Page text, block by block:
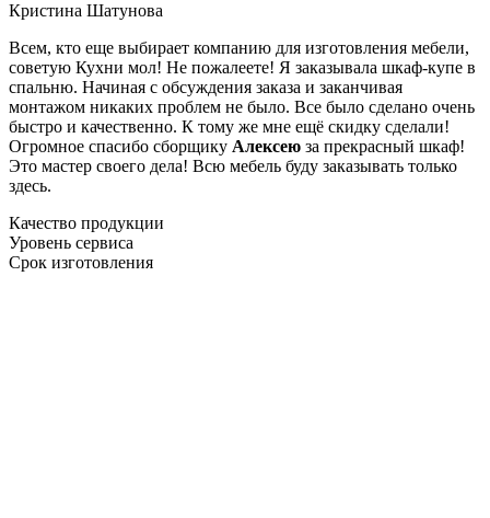
Кристина Шатунова
Всем, кто еще выбирает компанию для изготовления мебели,
советую Кухни мол! Не пожалеете! Я заказывала шкаф-купе в
спальню. Начиная с обсуждения заказа и заканчивая
монтажом никаких проблем не было. Все было сделано очень
быстро и качественно. К тому же мне ещё скидку сделали!
Огромное спасибо сборщику Алексею за прекрасный шкаф!
Это мастер своего дела! Всю мебель буду заказывать только
здесь.
Качество продукции
Уровень сервиса
Срок изготовления